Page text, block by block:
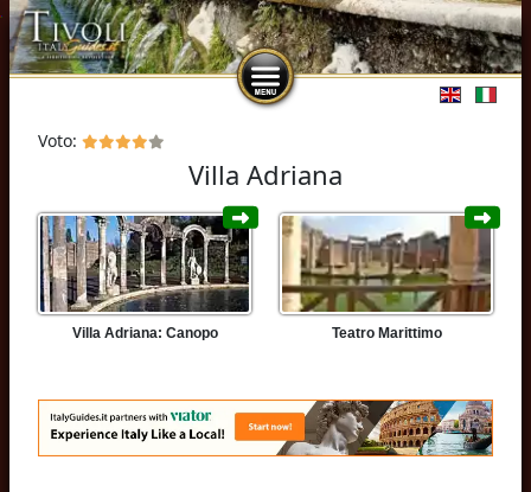
Seleziona
Voto:
Villa Adriana
Villa Adriana: Canopo Teatro Marittimo